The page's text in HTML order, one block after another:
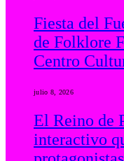
Fiesta del
de Folklore
Centro
julio 8, 2026
El Reino de
interactivo